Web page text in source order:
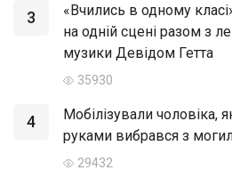
3
«Вчились в одному
на одній сцені разом з
музики Девідом Гетта
35930
4
Мобілізували чоловіка,
руками вибрався з
29432